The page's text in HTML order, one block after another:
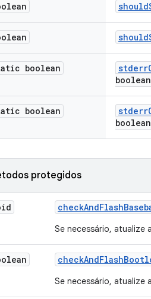
should
should
boolean stderr
boolean stderr
protegidos
checkAndFlash
Se necessário, atualize
checkAndFlash
Se necessário, atualize